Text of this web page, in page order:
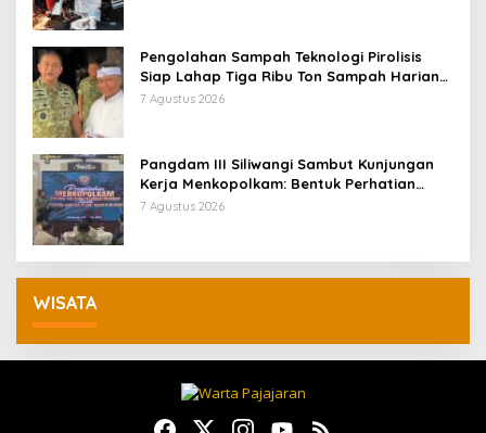
Pengolahan Sampah Teknologi Pirolisis
Siap Lahap Tiga Ribu Ton Sampah Harian
Jawa Barat
7 Agustus 2026
Pangdam III Siliwangi Sambut Kunjungan
Kerja Menkopolkam: Bentuk Perhatian
Pemerintah
7 Agustus 2026
WISATA